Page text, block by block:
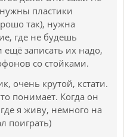
пластики
так), нужна
где не будешь
записать их надо,
со стойками.
очень крутой, кстати.
понимает. Когда он
я живу, немного на
поиграть)